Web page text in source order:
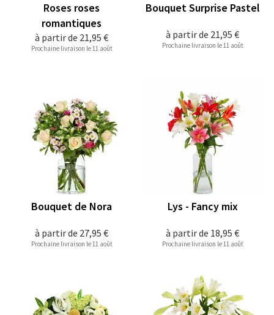
à partir de 21,95 €
Roses roses
romantiques
Prochaine livraison le 11 août
à partir de 21,95 €
Bouquet Surprise Pastel
Prochaine livraison le 11 août
à partir de 27,95 €
Bouquet de Nora
Prochaine livraison le 11 août
à partir de 18,95 €
Lys - Fancy mix
Prochaine livraison le 11 août